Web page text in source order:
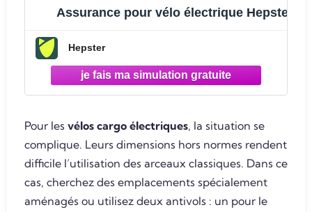
Assurance pour vélo électrique Hepster
Hepster
Pour les vélos cargo électriques, la situation se
complique. Leurs dimensions hors normes rendent
difficile l’utilisation des arceaux classiques. Dans ce
cas, cherchez des emplacements spécialement
aménagés ou utilisez deux antivols : un pour le